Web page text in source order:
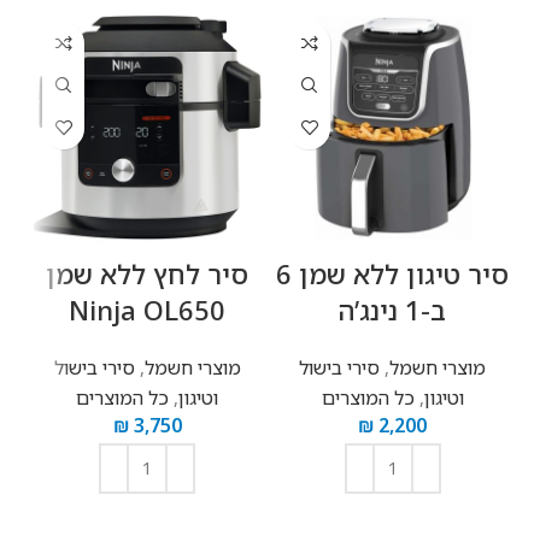
סיר טיגון ללא שמן 6
ב-1 נינג’ה
מוצרי חשמל, סירי בישול
וטיגון,כל המוצרים
₪ 2,200
‏סיר לחץ ‏ללא שמן
Ninja OL650
מוצרי חשמל, סירי בישול
וטיגון, כל המוצרים
₪3,750